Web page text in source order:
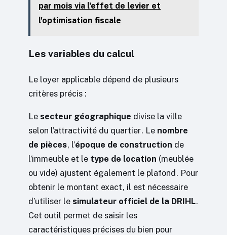
par mois via l'effet de levier et
l'optimisation fiscale
Les variables du calcul
Le loyer applicable dépend de plusieurs
critères précis :
Le secteur géographique divise la ville
selon l’attractivité du quartier. Le nombre
de pièces, l’époque de construction de
l’immeuble et le type de location (meublée
ou vide) ajustent également le plafond. Pour
obtenir le montant exact, il est nécessaire
d’utiliser le simulateur officiel de la DRIHL.
Cet outil permet de saisir les
caractéristiques précises du bien pour